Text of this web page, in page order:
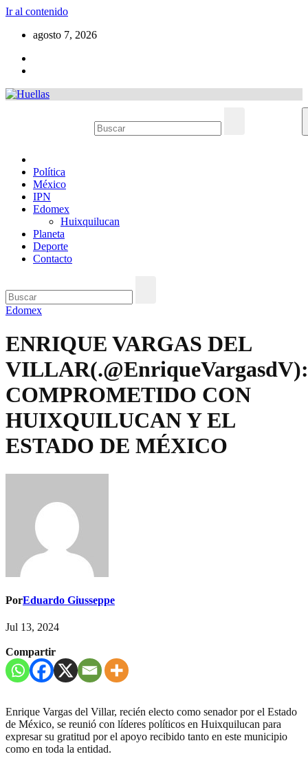
Ir al contenido
agosto 7, 2026
Política
México
IPN
Edomex
Huixquilucan
Planeta
Deporte
Contacto
Edomex
ENRIQUE VARGAS DEL
VILLAR(.@EnriqueVargasdV):
COMPROMETIDO CON
HUIXQUILUCAN Y EL
ESTADO DE MÉXICO
PorEduardo Giusseppe
Jul 13, 2024
Compartir
Enrique Vargas del Villar, recién electo como senador por el Estado
de México, se reunió con líderes políticos en Huixquilucan para
expresar su gratitud por el apoyo recibido tanto en este municipio
como en toda la entidad.